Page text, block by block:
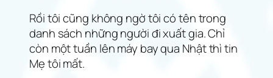
Rồi tôi cũng không ngờ tôi có tên trong
danh sách những người đi xuất gia. Chỉ
còn một tuần lên máy bay qua Nhật thì tin
Mẹ tôi mất.